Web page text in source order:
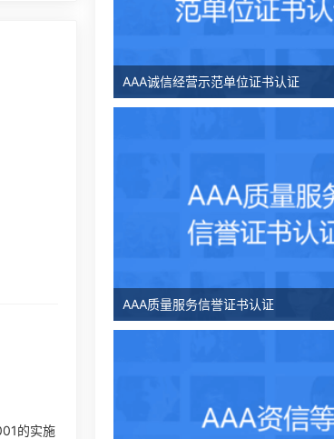
的实施
AAA诚信经营示范单位证书认证
AAA质量服务信誉证书认证